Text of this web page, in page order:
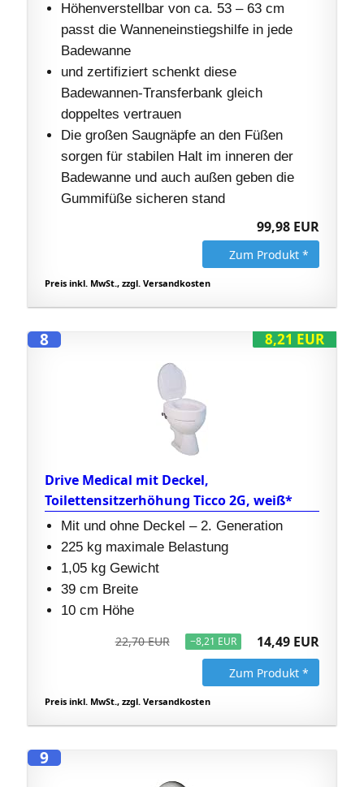
Höhenverstellbar von ca. 53 – 63 cm
passt die Wanneneinstiegshilfe in jede
Badewanne
und zertifiziert schenkt diese
Badewannen-Transferbank gleich
doppeltes vertrauen
Die großen Saugnäpfe an den Füßen
sorgen für stabilen Halt im inneren der
Badewanne und auch außen geben die
Gummifüße sicheren stand
99,98 EUR
Zum Produkt *
Preis inkl. MwSt., zzgl. Versandkosten
8,21 EUR
8
Drive Medical mit Deckel,
Toilettensitzerhöhung Ticco 2G, weiß*
Mit und ohne Deckel – 2. Generation
225 kg maximale Belastung
1,05 kg Gewicht
39 cm Breite
10 cm Höhe
22,70 EUR −8,21 EUR 14,49 EUR
Zum Produkt *
Preis inkl. MwSt., zzgl. Versandkosten
9